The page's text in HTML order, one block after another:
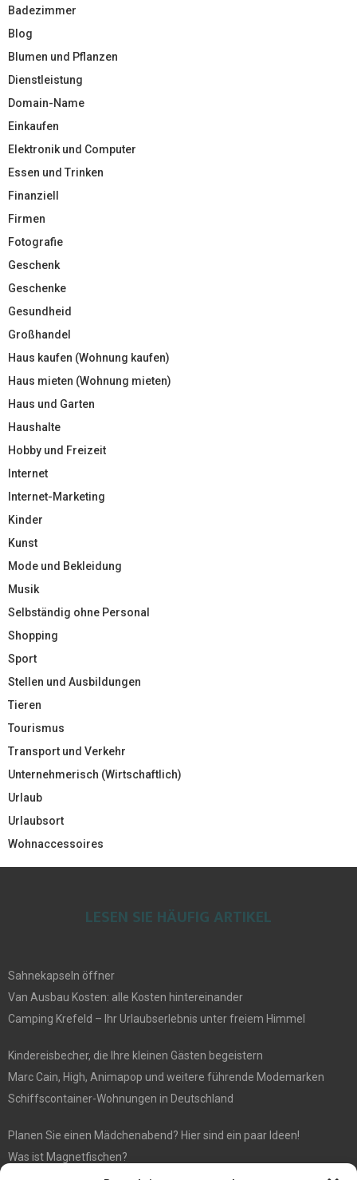
Badezimmer
Blog
Blumen und Pflanzen
Dienstleistung
Domain-Name
Einkaufen
Elektronik und Computer
Essen und Trinken
Finanziell
Firmen
Fotografie
Geschenk
Geschenke
Gesundheid
Großhandel
Haus kaufen (Wohnung kaufen)
Haus mieten (Wohnung mieten)
Haus und Garten
Haushalte
Hobby und Freizeit
Internet
Internet-Marketing
Kinder
Kunst
Mode und Bekleidung
Musik
Selbständig ohne Personal
Shopping
Sport
Stellen und Ausbildungen
Tieren
Tourismus
Transport und Verkehr
Unternehmerisch (Wirtschaftlich)
Urlaub
Urlaubsort
Wohnaccessoires
LESEN SIE HÄUFIG ARTIKEL
Sahnekapseln öffner
Van Ausbau Kosten: alle Kosten hintereinander
Camping Krefeld – Ihr Urlaubserlebnis unter freiem Himmel
Kindereisbecher, die Ihre kleinen Gästen begeistern
Marc Cain, High, Animapop und weitere führende Modemarken
Schiffscontainer-Wohnungen in Deutschland
Planen Sie einen Mädchenabend? Hier sind ein paar Ideen!
Was ist Magnetfischen?